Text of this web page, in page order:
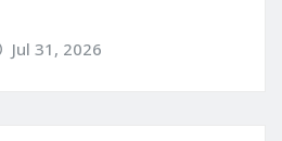
Jul 31, 2026